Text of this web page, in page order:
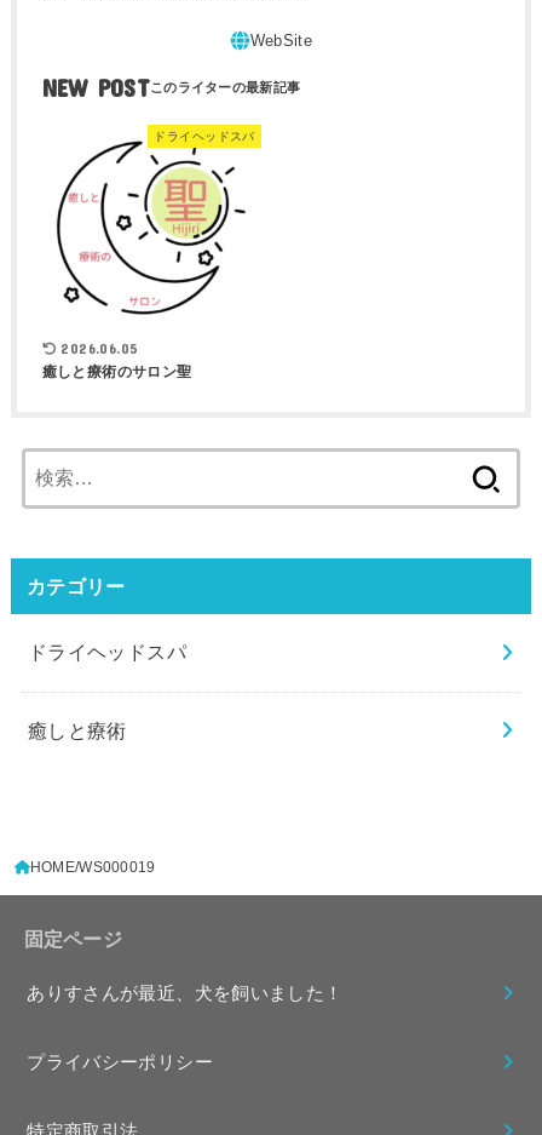
NEW POST
ドライヘッドスパ
2026.06.05
癒しと療術のサロン聖
索:
カテゴリー
ドライヘッドスパ
癒しと療術
HOME WS000019
固定ページ
ありすさんが最近、犬を飼いました！
プライバシーポリシー